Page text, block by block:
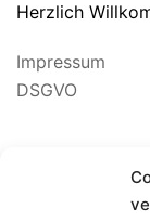
Herzlich
Impressum
DSGVO